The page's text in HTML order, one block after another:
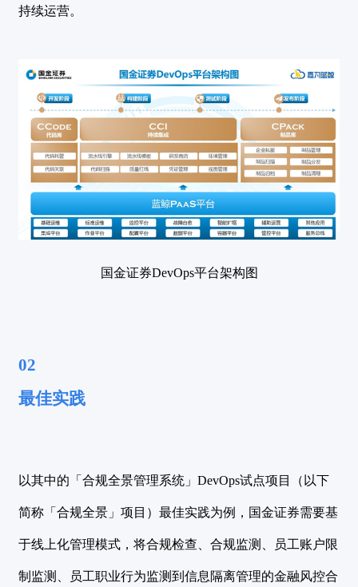
持续运营。
国金证券DevOps平台架构图
02
最佳实践
以其中的「合规全景管理系统」DevOps试点项目（以下
简称「合规全景」项目）最佳实践为例，国金证券需要基
于线上化管理模式，将合规检查、合规监测、员工账户限
制监测、员工职业行为监测到信息隔离管理的金融风控合